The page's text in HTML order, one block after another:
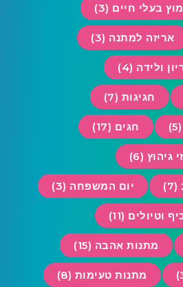
בעלי חיים (3)
אריזה למתנה (3)
ולידה (4)
חגיגות (7)
חגים (17)
גיהוץ (6)
יום המשפחה (3)
וטיולים (11)
מתנות אהבה (15)
מתנות טעימות (8)